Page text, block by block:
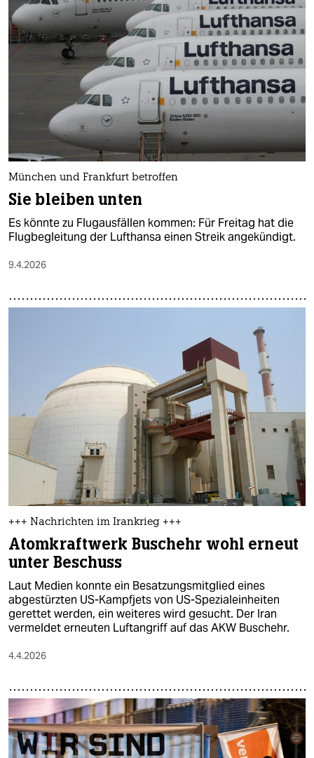
München und Frankfurt betroffen
Sie bleiben unten
Es könnte zu Flugausfällen kommen: Für Freitag hat die
Flugbegleitung der Lufthansa einen Streik angekündigt.
9.4.2026
+++ Nachrichten im Irankrieg +++
Atomkraftwerk Buschehr wohl erneut
unter Beschuss
Laut Medien konnte ein Besatzungsmitglied eines
abgestürzten US-Kampfjets von US-Spezialeinheiten
gerettet werden, ein weiteres wird gesucht. Der Iran
vermeldet erneuten Luftangriff auf das AKW Buschehr.
4.4.2026